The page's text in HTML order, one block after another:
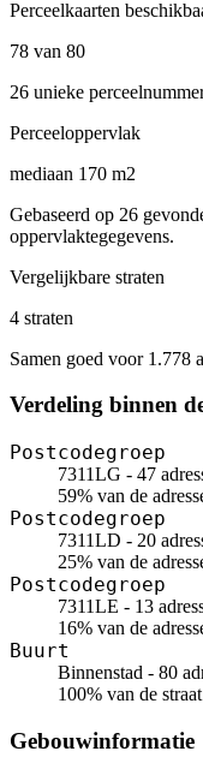
Perceelkaarten
78 van 80
26 unieke
Perceeloppervlak
mediaan 170 m2
Gebaseerd op 26
oppervlaktegegevens.
Vergelijkbare straten
4 straten
Samen goed voor 1.778
Verdeling binnen
Postcodegroep
7311LG - 47
59% van de
Postcodegroep
7311LD - 20
25% van de
Postcodegroep
7311LE - 13
16% van de
Buurt
Binnenstad - 80
100% van de
Gebouwinformatie